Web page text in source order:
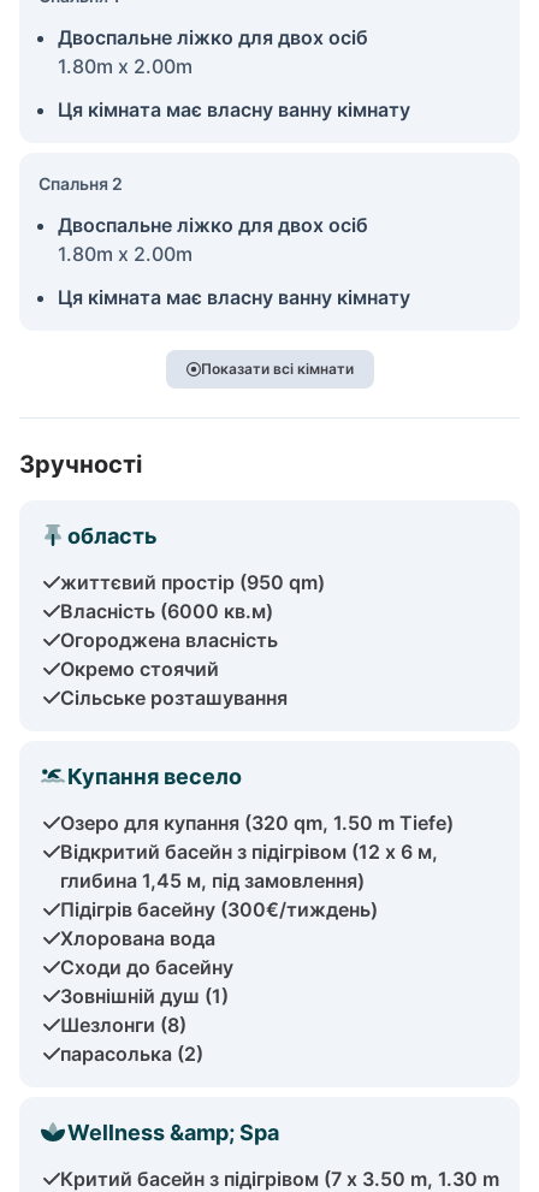
Двоспальне ліжко для двох осіб
1.80m x 2.00m
Ця кімната має власну ванну кімнату
Спальня 2
Двоспальне ліжко для двох осіб
1.80m x 2.00m
Ця кімната має власну ванну кімнату
Показати всі кімнати
Зручності
область
життєвий простір (950 qm)
Власність (6000 кв.м)
Огороджена власність
Окремо стоячий
Сільське розташування
Купання весело
Озеро для купання (320 qm, 1.50 m Tiefe)
Відкритий басейн з підігрівом (12 х 6 м,
глибина 1,45 м, під замовлення)
Підігрів басейну (300€/тиждень)
Хлорована вода
Сходи до басейну
Зовнішній душ (1)
Шезлонги (8)
парасолька (2)
Wellness &amp; Spa
Критий басейн з підігрівом (7 x 3.50 m, 1.30 m